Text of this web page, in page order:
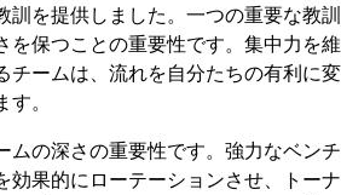
訓を提供しました。一つの重要な教訓
を保つことの重要性です。集中力を維
チームは、流れを自分たちの有利に変
。
ムの深さの重要性です。強力なベンチ
効果的にローテーションさせ、トーナ